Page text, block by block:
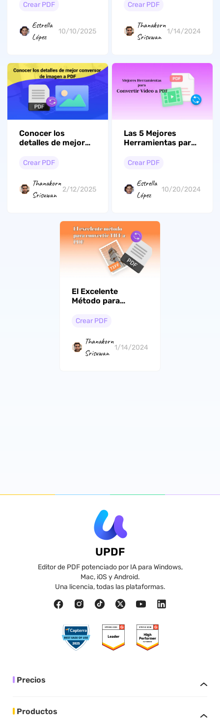
Crear PDF
Estrella
López
10/10/2025
Crear PDF
Thanakorn
Srisuwan
1/14/2024
Conocer los
detalles de mejor
imagen a PDF
Crear PDF
Thanakorn
Srisuwan
2/12/2025
Las 5 Mejores
Herramientas para
PDF
Crear PDF
Estrella
López
10/20/2024
El Excelente
Método para
PDF
Crear PDF
Thanakorn
Srisuwan
1/14/2024
UPDF
Editor de PDF potenciado por IA para Windows,
Mac, iOS y Android.
Una licencia, todas las plataformas.
Precios
Productos